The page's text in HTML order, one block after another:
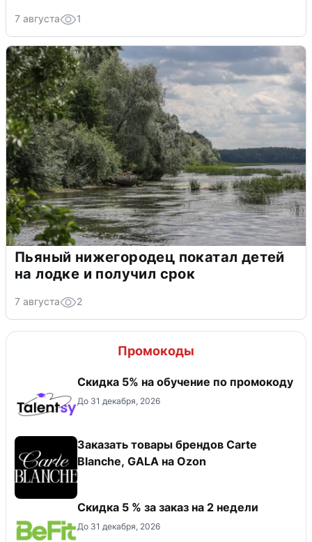
7 августа 1
Пьяный нижегородец покатал детей
на лодке и получил срок
7 августа 2
Промокоды
Скидка 5% на обучение по промокоду
До 31 декабря, 2026
Заказать товары брендов Carte
Blanche, GALA на Ozon
Скидка 5 % за заказ на 2 недели
До 31 декабря, 2026